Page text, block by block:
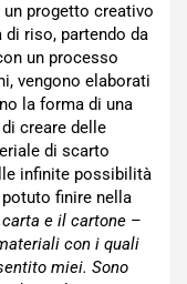
un progetto creativo
riso, partendo da
un processo
vengono elaborati
la forma di una
creare delle
di scarto
infinite possibilità
finire nella
e il cartone –
con i quali
miei. Sono